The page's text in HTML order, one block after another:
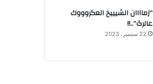
“زماااان الشيييخ العگروووك
عالرگ”..!!
22 سبتمبر، 2023